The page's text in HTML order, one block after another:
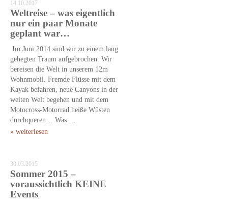
14.10.2017
Weltreise – was eigentlich
nur ein paar Monate
geplant war…
Im Juni 2014 sind wir zu einem lang
gehegten Traum aufgebrochen: Wir
bereisen die Welt in unserem 12m
Wohnmobil. Fremde Flüsse mit dem
Kayak befahren, neue Canyons in der
weiten Welt begehen und mit dem
Motocross-Motorrad heiße Wüsten
durchqueren… Was …
» weiterlesen
30.03.2015
Sommer 2015 –
voraussichtlich KEINE
Events